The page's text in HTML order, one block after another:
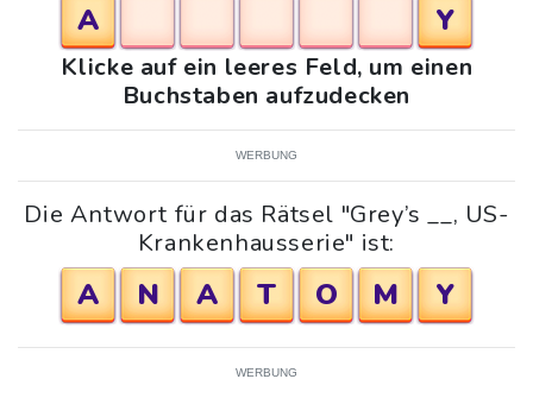
A Y
Klicke auf ein leeres Feld, um einen
Buchstaben aufzudecken
WERBUNG
Die Antwort für das Rätsel "Grey’s __, US-
Krankenhausserie" ist:
A N A T O M Y
WERBUNG